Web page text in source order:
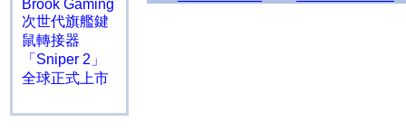
Brook Gaming
次世代旗艦鍵
鼠轉接器
「Sniper 2」
全球正式上市